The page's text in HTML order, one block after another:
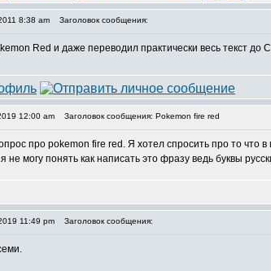
8:38 am Заголовок сообщения:
Red и даже переводил практически весь текст
12:00 am Заголовок сообщения: Pokemon fire red
про pokemon fire red. Я хотел спросить про то
не могу понять как написать это фразу ведь буквы
11:49 pm Заголовок сообщения: